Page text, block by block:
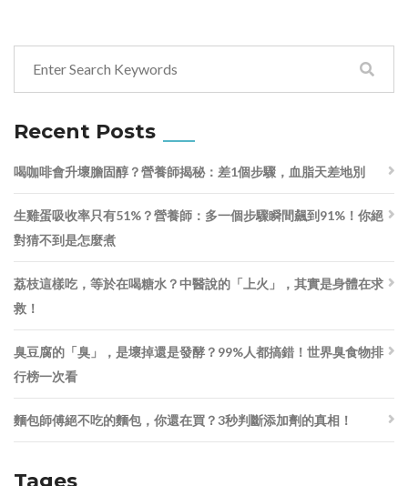
Recent Posts
喝咖啡會升壞膽固醇？營養師揭秘：差1個步驟，血脂天差地別
生雞蛋吸收率只有51%？營養師：多一個步驟瞬間飆到91%！你絕
對猜不到是怎麼煮
荔枝這樣吃，等於在喝糖水？中醫說的「上火」，其實是身體在求
救！
臭豆腐的「臭」，是壞掉還是發酵？99%人都搞錯！世界臭食物排
行榜一次看
麵包師傅絕不吃的麵包，你還在買？3秒判斷添加劑的真相！
Tages